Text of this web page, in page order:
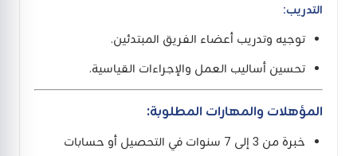
التدريب:
توجيه وتدريب أعضاء الفريق المبتدئين.
تحسين أساليب العمل والإجراءات القياسية.
المؤهلات والمهارات المطلوبة:
خبرة من 3 إلى 7 سنوات في التحصيل أو حسابات